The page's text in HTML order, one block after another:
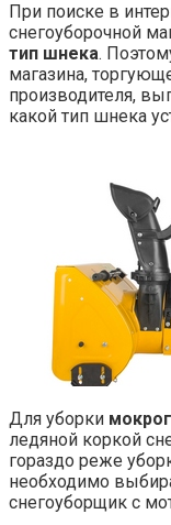
При поиске в
снегоуборочной
тип шнека.
магазина,
производителя,
какой тип шнека
Для уборки
ледяной коркой
гораздо реже
необходимо
снегоуборщик с